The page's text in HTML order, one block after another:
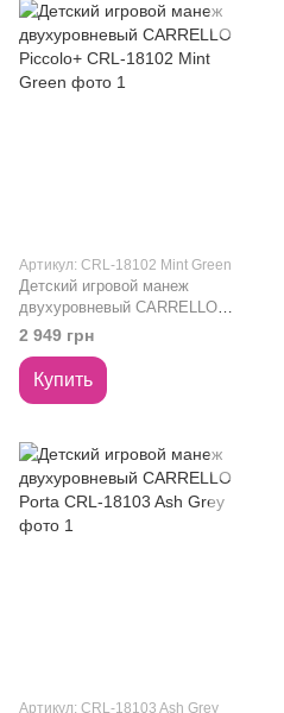
Артикул: CRL-18102 Mint Green
Детский игровой манеж
двухуровневый CARRELLO
Piccolo+ CRL-18102 Mint Green
2 949 грн
Купить
Артикул: CRL-18103 Ash Grey